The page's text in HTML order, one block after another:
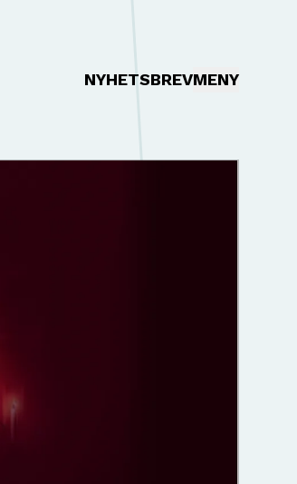
NYHETSBREVMENY